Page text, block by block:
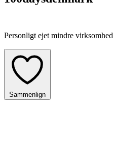
Personligt ejet mindre virksomhed
Sammenlign